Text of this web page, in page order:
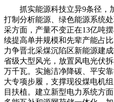
抓实能源科技立异9条径，
打制分析能源、绿色能源系统
采方面，产量不变正在13亿吨
续提高单井规模和先辈产能占
力争晋北采煤沉陷区新能源建
省级大型风光，放置风电光伏
万千瓦。实施洁净降碳、平安
大专项步履，支撑现役煤电机
目扶植。建立新型电力系统方